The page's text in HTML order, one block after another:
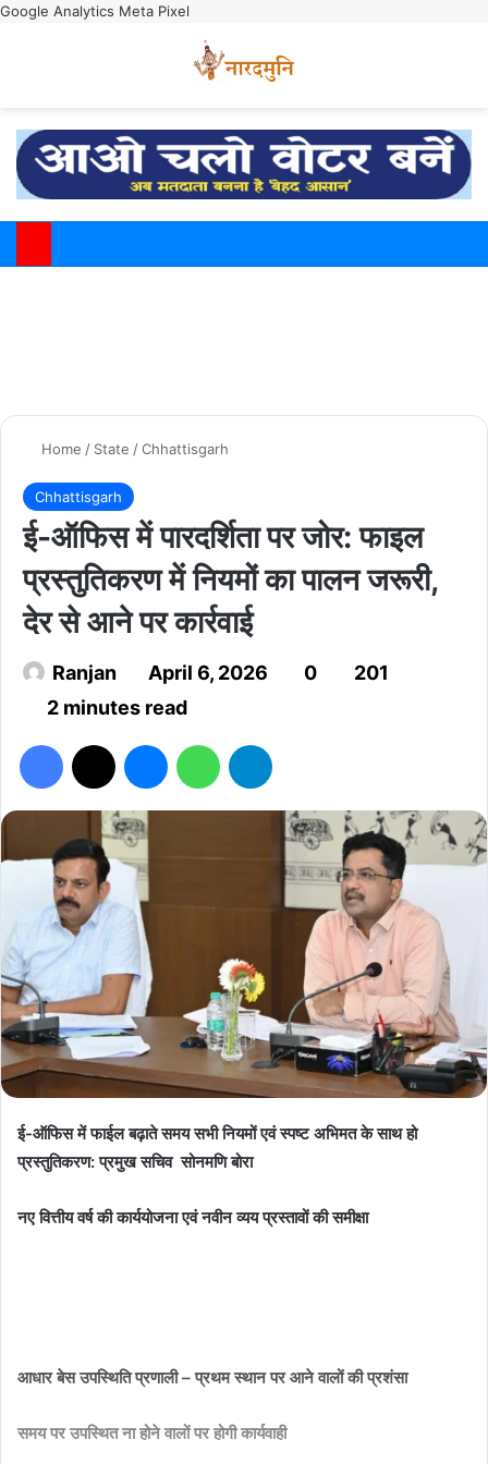
Google Analytics Meta Pixel
Home / State /Chhattisgarh
Chhattisgarh
ई-ऑफिस में पारदर्शिता पर जोर: फाइल
प्रस्तुतिकरण में नियमों का पालन जरूरी,
देर से आने पर कार्रवाई
Ranjan April 6, 2026 0
201
2 minutes read
ई-ऑफिस में फाईल बढ़ाते समय सभी नियमों एवं स्पष्ट अभिमत के साथ हो
प्रस्तुतिकरण: प्रमुख सचिव सोनमणि बोरा
नए वित्तीय वर्ष की कार्ययोजना एवं नवीन व्यय प्रस्तावों की समीक्षा
आधार बेस उपस्थिति प्रणाली – प्रथम स्थान पर आने वालों की प्रशंसा
समय पर उपस्थित ना होने वालों पर होगी कार्यवाही